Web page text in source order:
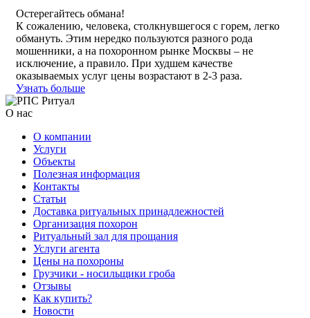
Остерегайтесь обмана!
К сожалению, человека, столкнувшегося с горем, легко
обмануть. Этим нередко пользуются разного рода
мошенники, а на похоронном рынке Москвы – не
исключение, а правило. При худшем качестве
оказываемых услуг цены возрастают в 2-3 раза.
Узнать больше
О нас
О компании
Услуги
Объекты
Полезная информация
Контакты
Статьи
Доставка ритуальных принадлежностей
Организация похорон
Ритуальный зал для прощания
Услуги агента
Цены на похороны
Грузчики - носильщики гроба
Отзывы
Как купить?
Новости